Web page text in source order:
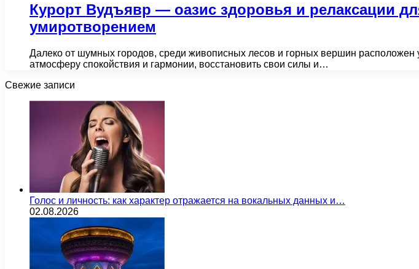
Курорт Вудъявр — оазис здоровья и релаксации
умиротворением
Далеко от шумных городов, среди живописных лесов и горных вершин расположен
атмосферу спокойствия и гармонии, восстановить свои силы и…
Свежие записи
Голос и личность: как характер отражается на вокальных данных и…
02.08.2026